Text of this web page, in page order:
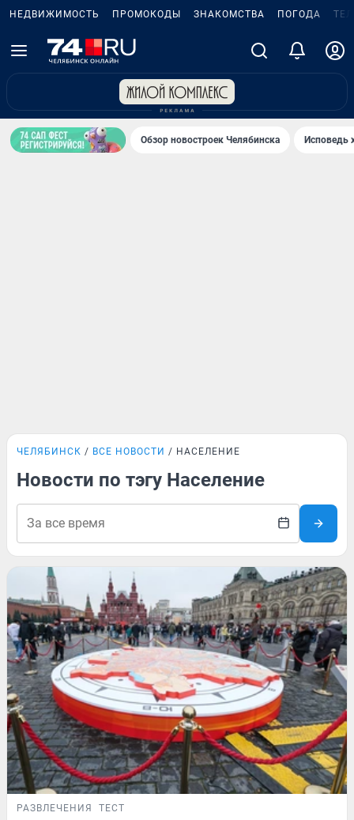
НЕДВИЖИМОСТЬ ПРОМОКОДЫ ЗНАКОМСТВА ПОГОДА
Обзор новостроек Челябинска Исповедь
ЧЕЛЯБИНСК ВСЕ НОВОСТИ НАСЕЛЕНИЕ
Новости по тэгу Население
РАЗВЛЕЧЕНИЯ ТЕСТ